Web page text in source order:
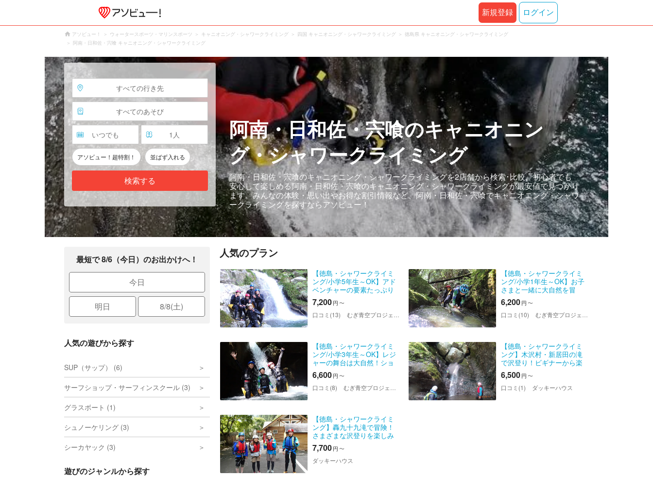
新規登録 ログイン
アソビュー！ ウォータースポーツ・マリンスポーツ キャニオニング・シャワークライミング 四国 キャニオニング・シャワークライミング
徳島県 キャニオニング・シャワークライミング
阿南・日和佐・宍喰 キャニオニング・シャワークライミング
すべての行き先
すべてのあそび
いつでも 1 人
アソビュー！超特割！ 並ばず入れる
検索する
阿南・日和佐・宍喰のキャニオニン
グ・シャワークライミング
阿南・日和佐・宍喰のキャニオニング・シャワークライミングを2店舗から検索･比較。初心者でも
安心して楽しめる阿南・日和佐・宍喰のキャニオニング・シャワークライミングが最安値で見つかり
ます。みんなの体験・思い出やお得な割引情報など、阿南・日和佐・宍喰でキャニオニング・シャワ
ークライミングを探すならアソビュー！
最短で 8/6（今日）のお出かけへ！
今日
明日 8/8(土)
人気の遊びから探す
SUP（サップ） (6)
サーフショップ・サーフィンスクール (3)
グラスボート (1)
シュノーケリング (3)
シーカヤック (3)
遊びのジャンルから探す
人気のプラン
【徳島・シャワークライミ
ング/小学5年生～OK】アド
ベンチャーの要素たっぷり
の爽快アクティビティ
7,200円 〜
口コミ(13) むぎ青空プロジェクト
【徳島・シャワークライミ
ング/小学1年生～OK】お子
さまと一緒に大自然を冒
険！ファミリーコース
6,200円 〜
口コミ(10) むぎ青空プロジェクト
【徳島・シャワークライミ
ング/小学3年生～OK】レジ
ャーの舞台は大自然！ショ
ートコース
6,600円 〜
口コミ(8) むぎ青空プロジェクト
【徳島・シャワークライミ
ング】木沢村・新居田の滝
で沢登り！ビギナーから楽
しめます
6,500円 〜
口コミ(1) ダッキーハウス
【徳島・シャワークライミ
ング】轟九十九滝で冒険！
さまざまな沢登りを楽しみ
ましょう
7,700円 〜
ダッキーハウス